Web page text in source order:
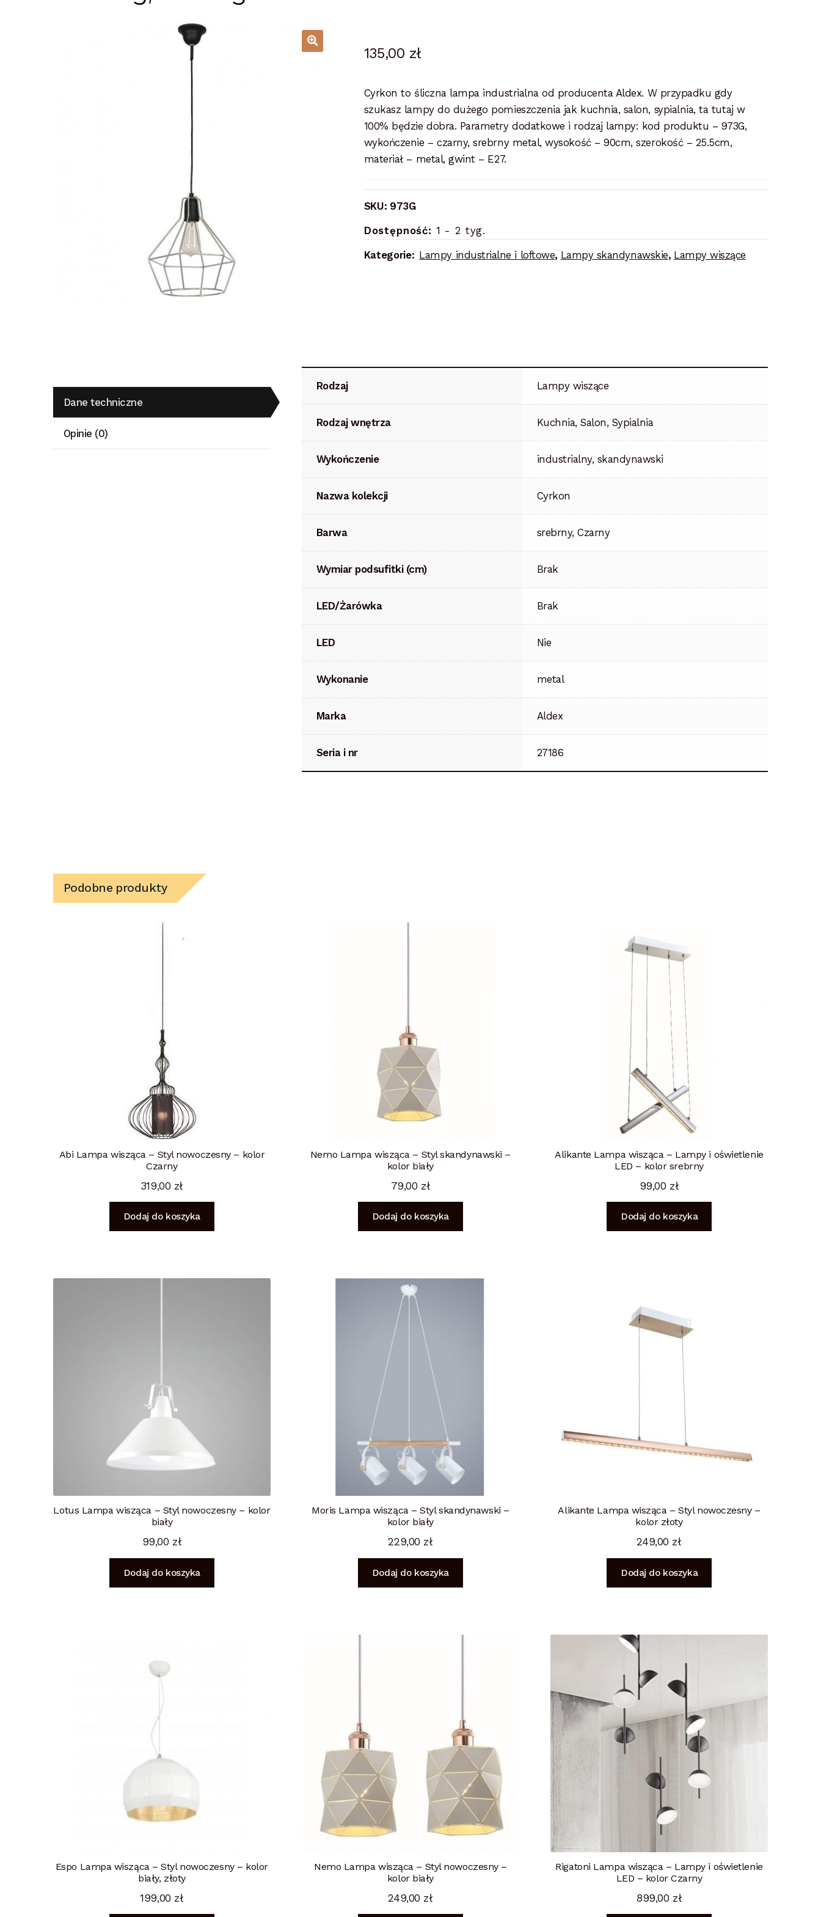
135,00 zł
Cyrkon to śliczna lampa industrialna od producenta Aldex. W przypadku gdy
szukasz lampy do dużego pomieszczenia jak kuchnia, salon, sypialnia, ta tutaj w
100% będzie dobra. Parametry dodatkowe i rodzaj lampy: kod produktu – 973G,
wykończenie – czarny, srebrny metal, wysokość – 90cm, szerokość – 25.5cm,
materiał – metal, gwint – E27.
SKU: 973G
Dostępność: 1 - 2 tyg.
Kategorie: Lampy industrialne i loftowe, Lampy skandynawskie, Lampy wiszące
Dane techniczne
Opinie (0)
Rodzaj Lampy wiszące
Rodzaj wnętrza Kuchnia, Salon, Sypialnia
Wykończenie industrialny, skandynawski
Nazwa kolekcji Cyrkon
Barwa srebrny, Czarny
Wymiar podsufitki (cm) Brak
LED/Żarówka Brak
LED Nie
Wykonanie metal
Marka Aldex
Seria i nr 27186
Podobne produkty
Abi Lampa wisząca – Styl nowoczesny – kolor
Czarny
319,00 zł
Dodaj do koszyka
Nemo Lampa wisząca – Styl skandynawski –
kolor biały
79,00 zł
Dodaj do koszyka
Alikante Lampa wisząca – Lampy i oświetlenie
LED – kolor srebrny
99,00 zł
Dodaj do koszyka
Lotus Lampa wisząca – Styl nowoczesny – kolor
biały
99,00 zł
Dodaj do koszyka
Moris Lampa wisząca – Styl skandynawski –
kolor biały
229,00 zł
Dodaj do koszyka
Alikante Lampa wisząca – Styl nowoczesny –
kolor złoty
249,00 zł
Dodaj do koszyka
Espo Lampa wisząca – Styl nowoczesny – kolor
biały, złoty
199,00 zł
Nemo Lampa wisząca – Styl nowoczesny –
kolor biały
249,00 zł
Rigatoni Lampa wisząca – Lampy i oświetlenie
LED – kolor Czarny
899,00 zł